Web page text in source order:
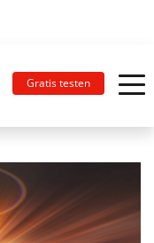
Gratis testen